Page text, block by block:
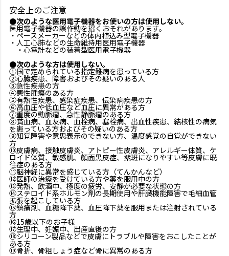
安全上のご注意
●次のような医用電子機器をお使いの方は使用しない。
医用電子機器の誤作動を招くおそれがあります。
・ペースメーカーなどの体内植込み型電子機器
・人工心肺などの生命維持用医用電子機器
・心電計などの装着型医用電子機器
●次のような方は使用しない。
①国で定められている指定難病を患っている方
②心臓疾患、障害およびその疑いのある人
③急性疾患の方
④悪性腫瘍のある方
⑤有熱性疾患、感染症疾患、伝染病疾患の方
⑥高血圧や低血圧など血圧に異常がある方
⑦重度の動脈瘤、急性静脈瘤のある方
⑧貧血病、血友病、血栓病、塞栓病、出血性疾患、結核性の病気
を患っている方およびその疑いのある方
⑨知覚障害や意思表示のできない方、温度感覚の自覚ができない
方
⑩皮膚病、接触皮膚炎、アトピー性皮膚炎、アレルギー体質、ケ
ロイド体質、敏感肌、顔面黒皮症、紫斑になりやすい等皮膚に既
往症のある方
⑪脳神経に異常を感じている方（てんかんなど）
⑫医師の治療を受けている方や薬を服用中の方
⑬発熱、飲酒中、極度の疲労、安静が必要な状態の方
⑭ステロイド系ホルモン剤の長期使用や肝臓機能障害で毛細血管
拡張を起こしている方
⑮鎮痛剤、血糖降下薬、血圧降下薬を服用または注射されている
方
⑯15歳以下のお子様
⑰生理中、妊娠中、出産直後の方
⑱シリコーン製品などで皮膚にトラブルや障害をおこしたことが
ある方
⑲骨折、骨粗しょう症など骨に異常のある方